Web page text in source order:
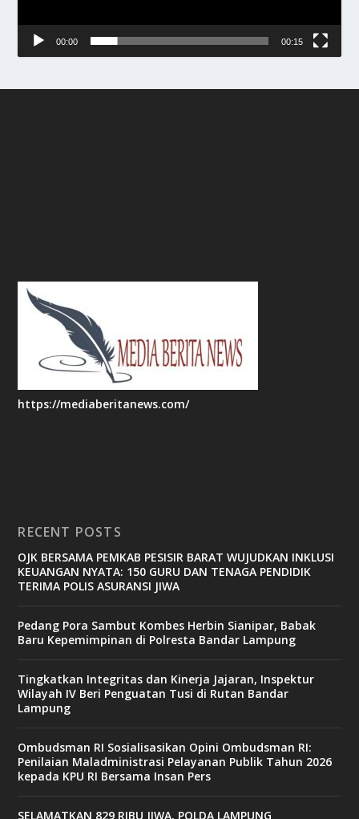
00:00 00:15
https://mediaberitanews.com/
RECENT POSTS
OJK BERSAMA PEMKAB PESISIR BARAT WUJUDKAN INKLUSI
KEUANGAN NYATA: 150 GURU DAN TENAGA PENDIDIK
TERIMA POLIS ASURANSI JIWA
Pedang Pora Sambut Kombes Herbin Sianipar, Babak
Baru Kepemimpinan di Polresta Bandar Lampung
Tingkatkan Integritas dan Kinerja Jajaran, Inspektur
Wilayah IV Beri Penguatan Tusi di Rutan Bandar
Lampung
Ombudsman RI Sosialisasikan Opini Ombudsman RI:
Penilaian Maladministrasi Pelayanan Publik Tahun 2026
kepada KPU RI Bersama Insan Pers
SELAMATKAN 829 RIBU JIWA, POLDA LAMPUNG